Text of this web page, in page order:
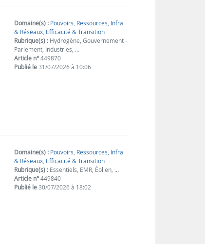
Domaine(s) : Pouvoirs, Ressources, Infra
& Réseaux, Efficacité & Transition
Rubrique(s) : Hydrogène, Gouvernement -
Parlement, Industries, …
Article n°449870
Publié le31/07/2026 à 10:06
Domaine(s) : Pouvoirs, Ressources, Infra
& Réseaux, Efficacité & Transition
Rubrique(s) : Essentiels, EMR, Éolien, …
Article n°449840
Publié le30/07/2026 à 18:02